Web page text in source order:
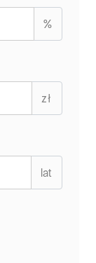
%
zł
lat